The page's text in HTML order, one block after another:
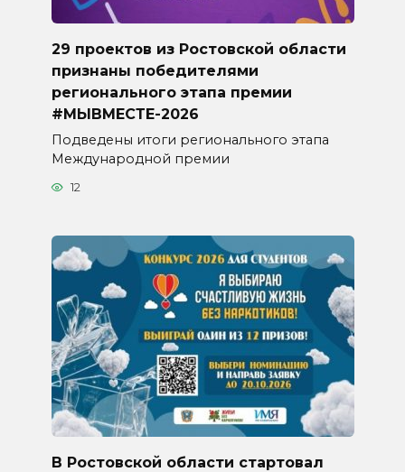
29 проектов из Ростовской области
признаны победителями
регионального этапа премии
#МЫВМЕСТЕ-2026
Подведены итоги регионального этапа
Международной премии
12
В Ростовской области стартовал